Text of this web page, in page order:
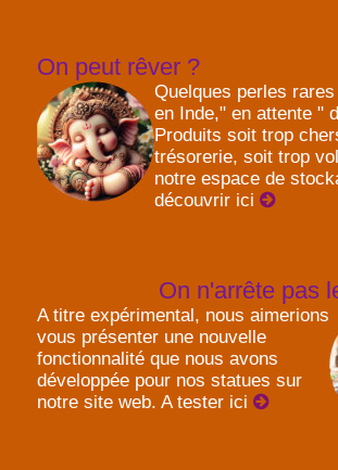
On peut rêver ?
Quelques perles
en Inde," en attente "
Produits soit trop
trésorerie, soit trop
notre espace de
découvrir ici
On n'arrête pas
A titre expérimental, nous aimerions
vous présenter une nouvelle
fonctionnalité que nous avons
développée pour nos statues sur
notre site web. A tester ici